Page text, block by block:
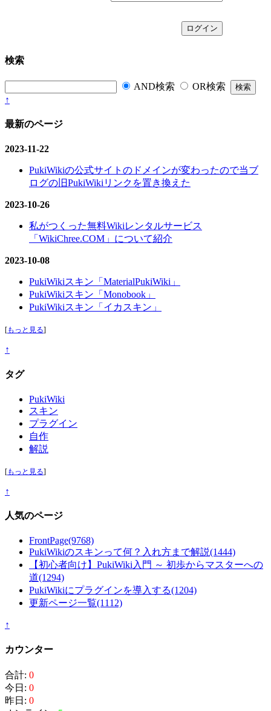
検索
AND検索
OR検索
↑
最新のページ
2023-11-22
PukiWikiの公式サイトのドメインが変わったので当ブ
ログの旧PukiWikiリンクを置き換えた
2023-10-26
私がつくった無料Wikiレンタルサービス
「WikiChree.COM」について紹介
2023-10-08
PukiWikiスキン「MaterialPukiWiki」
PukiWikiスキン「Monobook」
PukiWikiスキン「イカスキン」
[もっと見る]
↑
タグ
PukiWiki
スキン
プラグイン
自作
解説
[もっと見る]
↑
人気のページ
FrontPage(9768)
PukiWikiのスキンって何？入れ方まで解説(1444)
【初心者向け】PukiWiki入門 ～ 初歩からマスターへの
道(1294)
PukiWikiにプラグインを導入する(1204)
更新ページ一覧(1112)
↑
カウンター
合計: 0
今日: 0
昨日: 0